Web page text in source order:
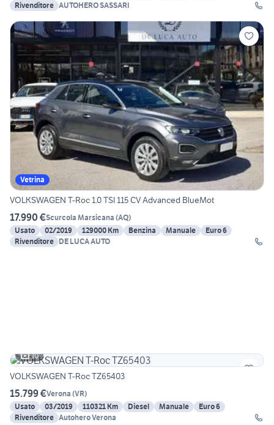
Rivenditore AUTOHERO SASSARI
Vetrina
VOLKSWAGEN T-Roc 1.0 TSI 115 CV Advanced BlueMot
17.990 €Scurcola Marsicana (AQ)
Usato
02/2019 129000 Km Benzina Manuale
Euro 6
Rivenditore DE LUCA AUTO
10
VOLKSWAGEN T-Roc TZ65403
15.799 €Verona (VR)
Usato
03/2019 110321 Km Diesel Manuale
Euro 6
Rivenditore Autohero Verona